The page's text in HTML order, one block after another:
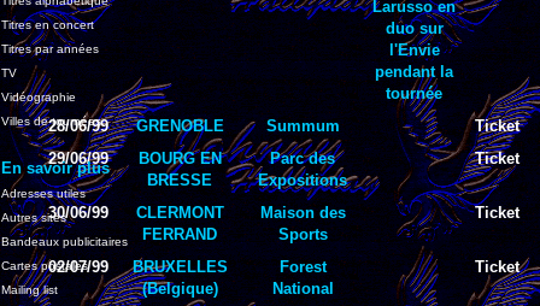
Titres en concert
Titres par années
TV
Vidéographie
Villes de tournées
En savoir plus
Adresses utiles
Autres sites
Bandeaux publicitaires
Cartes postales
Mailing list
Larusso en
duo sur
l'Envie
pendant la
tournée
28/06/99
GRENOBLE Summum
Ticket
29/06/99
BOURG EN
BRESSE
Parc des
Expositions
Ticket
30/06/99
CLERMONT
FERRAND
Maison des
Sports
Ticket
02/07/99
BRUXELLES
(Belgique)
Forest
National
Ticket